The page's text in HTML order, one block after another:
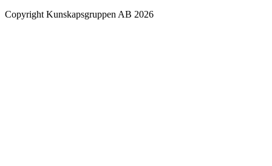
Copyright Kunskapsgruppen AB 2026